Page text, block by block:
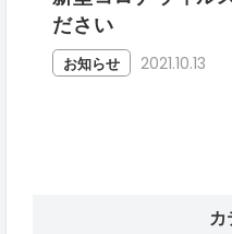
ださい
お知らせ 2021.10.13
カ